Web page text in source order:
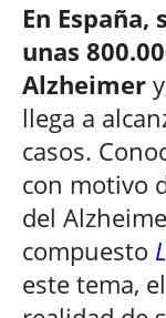
En
unas
Alzheimer
llega a
casos.
con motivo
del
compuesto
este tema,